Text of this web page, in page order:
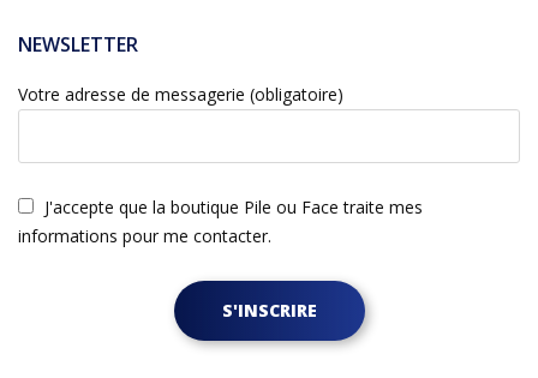
NEWSLETTER
Votre adresse de messagerie (obligatoire)
J'accepte que la boutique Pile ou Face traite mes
informations pour me contacter.
S'INSCRIRE